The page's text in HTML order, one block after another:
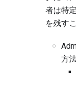
者は特
を残す
方